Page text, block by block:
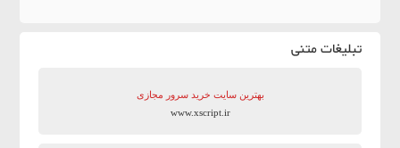
تبلیغات متنی
بهترین سایت‌ خرید سرور مجازی
www.xscript.ir